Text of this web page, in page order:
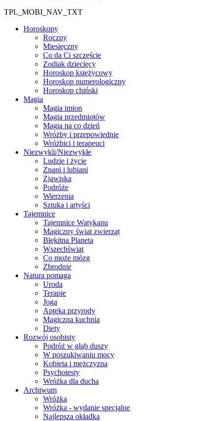
TPL_MOBI_NAV_TXT
Horoskopy
Roczny
Miesięczny
Co da Ci szczęście
Zodiak dziecięcy
Horoskop księżycowy
Horoskop numerologiczny
Horoskop chiński
Magia
Magia imion
Magia przedmiotów
Magia na co dzień
Wróżby i przepowiednie
Wróżbici i terapeuci
Niezwykli/Niezwykłe
Ludzie i życie
Znani i lubiani
Zjawiska
Podróże
Wierzenia
Sztuka i artyści
Tajemnice
Tajemnice Watykanu
Magiczny świat zwierząt
Błękitna Planeta
Wszechświat
Co może mózg
Zbrodnie
Natura pomaga
Uroda
Terapie
Joga
Apteka przyrody
Magiczna kuchnia
Diety
Rozwój osobisty
Podróż w głąb duszy
W poszukiwaniu mocy
Kobieta i mężczyzna
Psychotesty
Wróżka dla ducha
Archiwum
Wróżka
Wróżka - wydanie specjalne
Najlepsza okładka